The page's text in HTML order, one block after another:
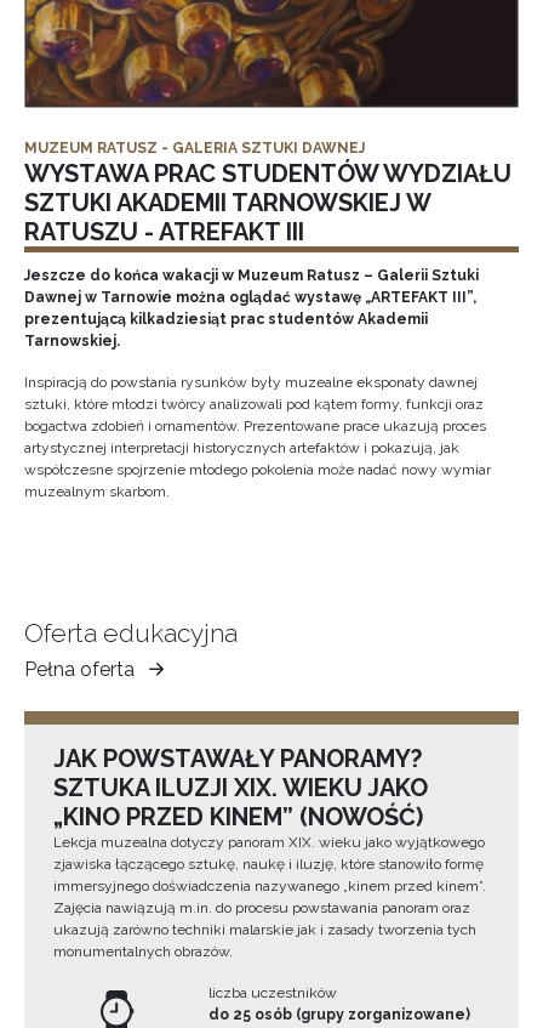
MUZEUM RATUSZ - GALERIA SZTUKI DAWNEJ
WYSTAWA PRAC STUDENTÓW WYDZIAŁU
SZTUKI AKADEMII TARNOWSKIEJ W
RATUSZU - ATREFAKT III
Jeszcze do końca wakacji w Muzeum Ratusz – Galerii Sztuki
Dawnej w Tarnowie można oglądać wystawę „ARTEFAKT III”,
prezentującą kilkadziesiąt prac studentów Akademii
Tarnowskiej.
Inspiracją do powstania rysunków były muzealne eksponaty dawnej
sztuki, które młodzi twórcy analizowali pod kątem formy, funkcji oraz
bogactwa zdobień i ornamentów. Prezentowane prace ukazują proces
artystycznej interpretacji historycznych artefaktów i pokazują, jak
współczesne spojrzenie młodego pokolenia może nadać nowy wymiar
muzealnym skarbom.
Oferta edukacyjna
Pełna oferta
Muzeum
Ziemi
JAK POWSTAWAŁY PANORAMY?
SZTUKA ILUZJI XIX. WIEKU JAKO
„KINO PRZED KINEM” (NOWOŚĆ)
Lekcja muzealna dotyczy panoram XIX. wieku jako wyjątkowego
zjawiska łączącego sztukę, naukę i iluzję, które stanowiło formę
immersyjnego doświadczenia nazywanego „kinem przed kinem”.
Zajęcia nawiązują m.in. do procesu powstawania panoram oraz
ukazują zarówno techniki malarskie jak i zasady tworzenia tych
monumentalnych obrazów.
liczba uczestników
do 25 osób (grupy zorganizowane)